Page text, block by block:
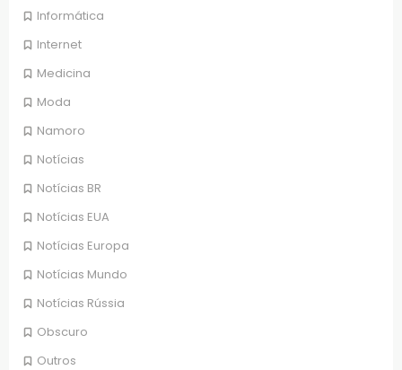
Informática
Internet
Medicina
Moda
Namoro
Notícias
Notícias BR
Notícias EUA
Notícias Europa
Notícias Mundo
Notícias Rússia
Obscuro
Outros